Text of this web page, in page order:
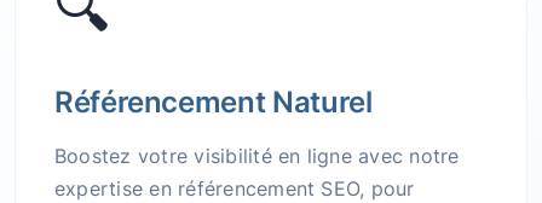
Référencement Naturel
Boostez votre visibilité en ligne avec notre
expertise en référencement SEO, pour